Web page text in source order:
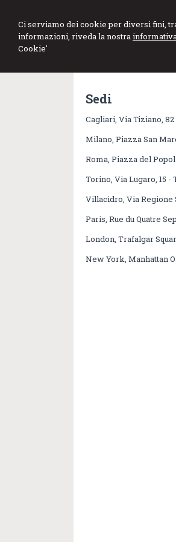
Ci serviamo dei cookie per diversi fini,
informazioni, riveda la nostra
Cookie'
Stefano
Dottore
Sedi
Cagliari, Via Tiziano,
Milano, Piazza San
Roma, Piazza del
Torino, Via Lugaro, 15 -
Villacidro, Via Regione
Paris, Rue du Quatre
London, Trafalgar
New York, Manhattan